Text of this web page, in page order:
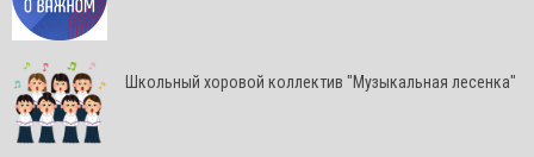
Школьный хоровой коллектив "Музыкальная лесенка"